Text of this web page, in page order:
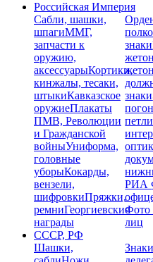
Российская Империя
Сабли, шашки,
шпагиММГ,
запчасти к
оружию,
аксессуарыКортики,
кинжалы, тесаки,
штыкиКавказское
оружиеПлакаты
ПМВ, Революции
и Гражданской
войныУниформа,
головные
уборыКокарды,
вензели,
шифровкиПряжки,
ремниГеоргиевские
награды
знаки
знаки
РИА
Фото
лиц
СССР, РФ
Шашки,